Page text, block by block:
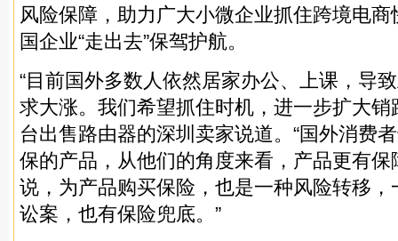
风险保障，助力广大小微企业抓住跨境电
国企业“走出去”保驾护航。
“目前国外多数人依然居家办公、上课，导
求大涨。我们希望抓住时机，进一步扩大销
台出售路由器的深圳卖家说道。“国外消费
保的产品，从他们的角度来看，产品更有
说，为产品购买保险，也是一种风险转移
讼案，也有保险兜底。”